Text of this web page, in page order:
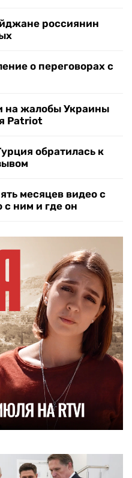
россиянин
о переговорах с
на жалобы Украины
Patriot
обратилась к
месяцев видео с
ним и где он